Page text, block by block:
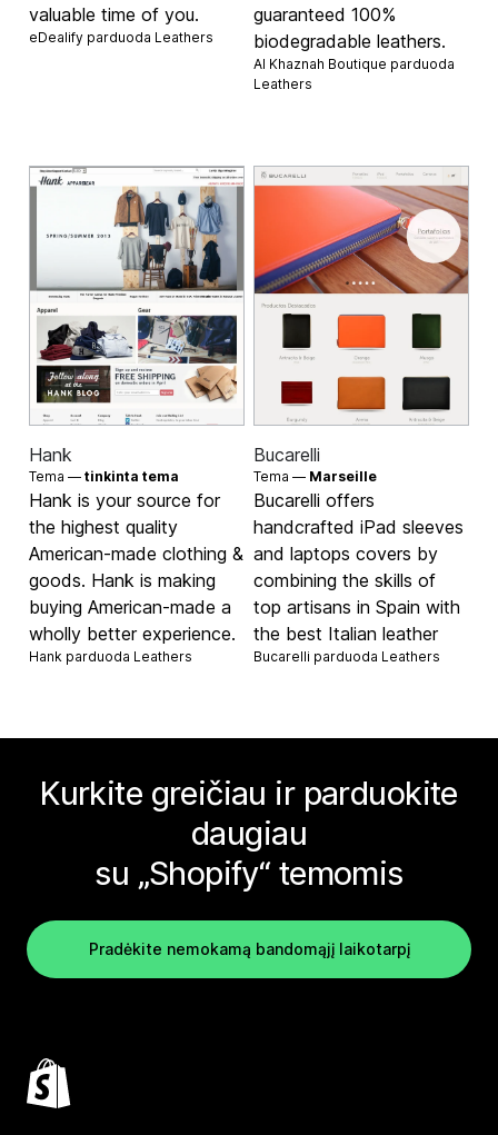
valuable time of you.
eDealify parduoda Leathers
guaranteed 100%
biodegradable leathers.
Al Khaznah Boutique parduoda
Leathers
Hank
Tema —tinkinta tema
Hank is your source for
the highest quality
American-made clothing &
goods. Hank is making
buying American-made a
wholly better experience.
Hank parduoda Leathers
Bucarelli
Tema — Marseille
Bucarelli offers
handcrafted iPad sleeves
and laptops covers by
combining the skills of
top artisans in Spain with
the best Italian leather
Bucarelli parduoda Leathers
Kurkite greičiau ir parduokite
daugiau
su „Shopify“ temomis
Pradėkite nemokamą bandomąjį laikotarpį